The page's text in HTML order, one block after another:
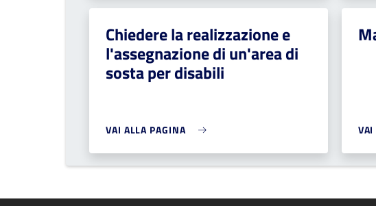
Chiedere la realizzazione e
l'assegnazione di un'area di
sosta per disabili
VAI ALLA PAGINA VAI